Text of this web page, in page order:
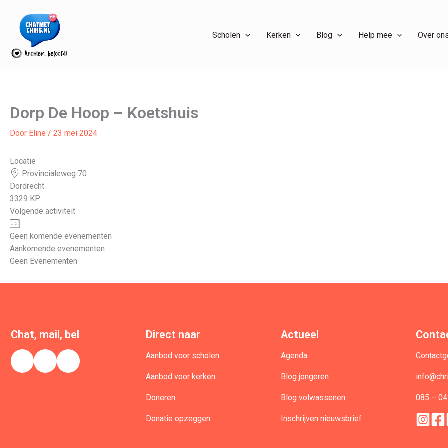
Scholen Kerken Blog Help mee Over
Dorp De Hoop – Koetshuis
Door Eline / 23 mei 2024
Locatie
Provincialeweg 70
Dordrecht
3329 KP
Volgende activiteit
Geen komende evenementen
Aankomende evenementen
Geen Evenementen
Chat, mail, bel Direct naar
Aanbod voor scholen
Aanbod voor kerken
Doneren
Donatie opzeggen
Actueel
Agenda
Blog jongeren
Blog volwassenen
Inschrijven nieuwsbrief
085 –